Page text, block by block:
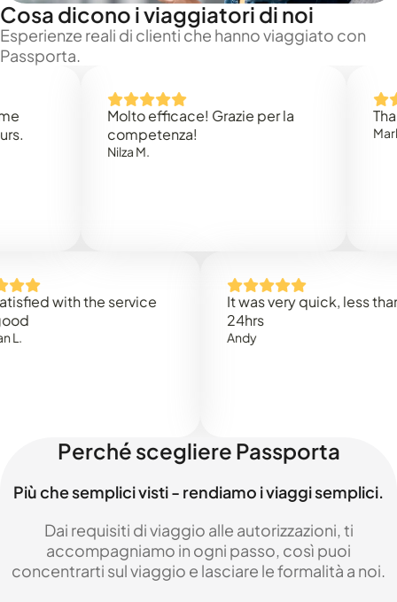
Cosa dicono i viaggiatori di noi
Esperienze reali di clienti che hanno viaggiato con
Passporta.
Molto efficace! Grazie per la
competenza!
Nilza M.
Thank
Mark N.
with the service
It was very quick, less than
Perché scegliere Passporta
Più che semplici visti - rendiamo i viaggi semplici.
Dai requisiti di viaggio alle autorizzazioni, ti
accompagniamo in ogni passo, così puoi
concentrarti sul viaggio e lasciare le formalità a noi.